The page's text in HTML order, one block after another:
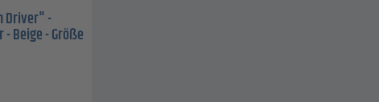
Driver" -
- Beige - Größe